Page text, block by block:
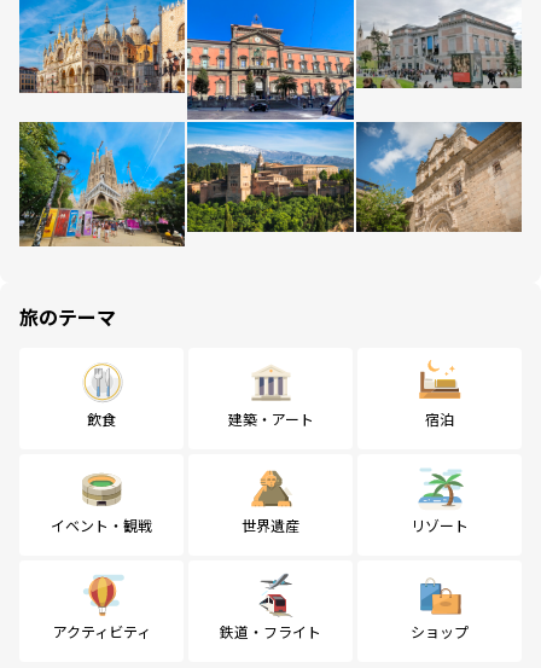
旅のテーマ
飲食 建築・アート 宿泊
イベント・観戦 世界遺産 リゾート
アクティビティ 鉄道・フライト ショップ